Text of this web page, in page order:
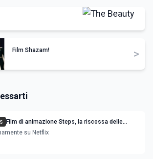
Film Shazam! >
Film di animazione Steps, la riscossa delle
sorellastre di Cenerentola: trama cast e uscita
su Netflix